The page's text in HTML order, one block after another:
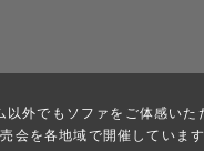
以外でもソファをご体感いた
会を各地域で開催しています